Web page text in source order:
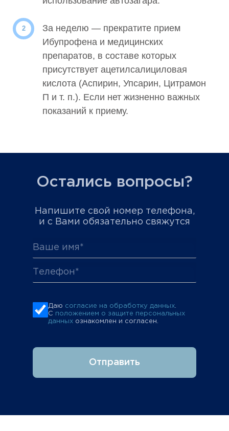
За неделю — прекратите прием
Ибупрофена и медицинских
препаратов, в составе которых
присутствует ацетилсалициловая
кислота (Аспирин, Упсарин, Цитрамон
П и т. п.). Если нет жизненно важных
показаний к приему.
Остались вопросы?
Напишите свой номер телефона,
и с Вами обязательно свяжутся
Даю согласие на обработку данных.
С положением о защите персональных
данных ознакомлен и согласен.
Отправить